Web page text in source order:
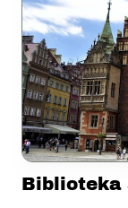
Biblioteka